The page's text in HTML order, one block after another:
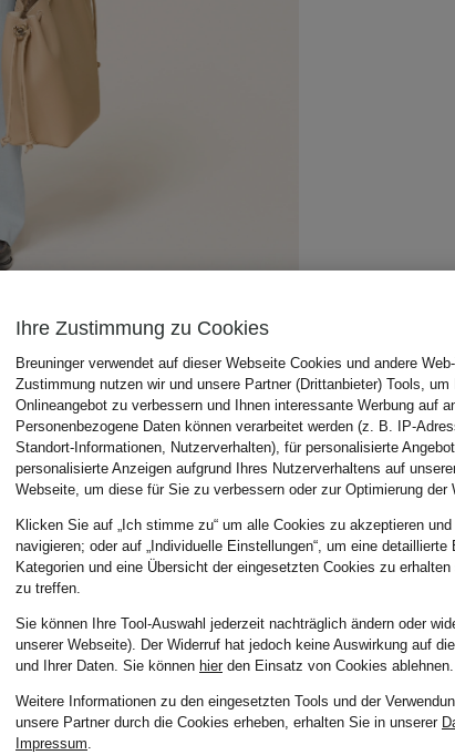
Ihre Zustimmung zu Cookies
Breuninger verwendet auf dieser Webseite Cookies und andere
Zustimmung nutzen wir und unsere Partner (Drittanbieter) Tools,
Onlineangebot zu verbessern und Ihnen interessante Werbung auf
Personenbezogene Daten können verarbeitet werden (z. B. IP-
Standort-Informationen, Nutzerverhalten), für personalisierte
personalisierte Anzeigen aufgrund Ihres Nutzerverhaltens auf
Webseite, um diese für Sie zu verbessern oder zur Optimierung der
Klicken Sie auf „Ich stimme zu“ um alle Cookies zu akzeptieren
navigieren; oder auf „Individuelle Einstellungen“, um eine detaillierte
Kategorien und eine Übersicht der eingesetzten Cookies zu
zu treffen.
Sie können Ihre Tool-Auswahl jederzeit nachträglich ändern oder
unserer Webseite). Der Widerruf hat jedoch keine Auswirkung auf
und Ihrer Daten. Sie können hierden Einsatz von Cookies ablehnen.
Weitere Informationen zu den eingesetzten Tools und der
unsere Partner durch die Cookies erheben, erhalten Sie in unserer
Impressum.